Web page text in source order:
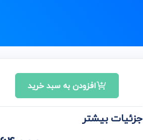
افزودن به سبد خرید
جزئیات بیشتر